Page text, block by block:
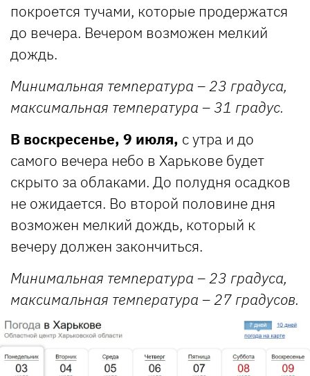
покроется тучами, которые продержатся
до вечера. Вечером возможен мелкий
дождь.
Минимальная температура – 23 градуса,
максимальная температура – 31 градус.
В воскресенье, 9 июля, с утра и до
самого вечера небо в Харькове будет
скрыто за облаками. До полудня осадков
не ожидается. Во второй половине дня
возможен мелкий дождь, который к
вечеру должен закончиться.
Минимальная температура – 23 градуса,
максимальная температура – 27 градусов.